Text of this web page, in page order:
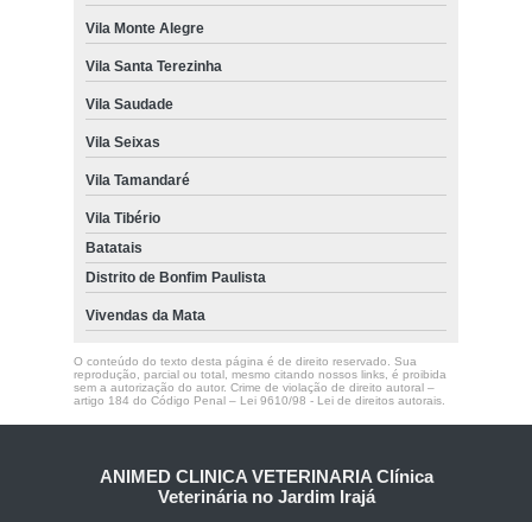
Vila Monte Alegre
Vila Santa Terezinha
Vila Saudade
Vila Seixas
Vila Tamandaré
Vila Tibério
Batatais
Distrito de Bonfim Paulista
Vivendas da Mata
O conteúdo do texto desta página é de direito reservado. Sua
reprodução, parcial ou total, mesmo citando nossos links, é proibida
sem a autorização do autor. Crime de violação de direito autoral –
artigo 184 do Código Penal – Lei 9610/98 - Lei de direitos autorais.
ANIMED CLINICA VETERINARIA Clínica
Veterinária no Jardim Irajá